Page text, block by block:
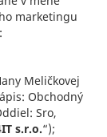
marketingu
Meličkovej
Obchodný
Sro,
s.r.o.“);